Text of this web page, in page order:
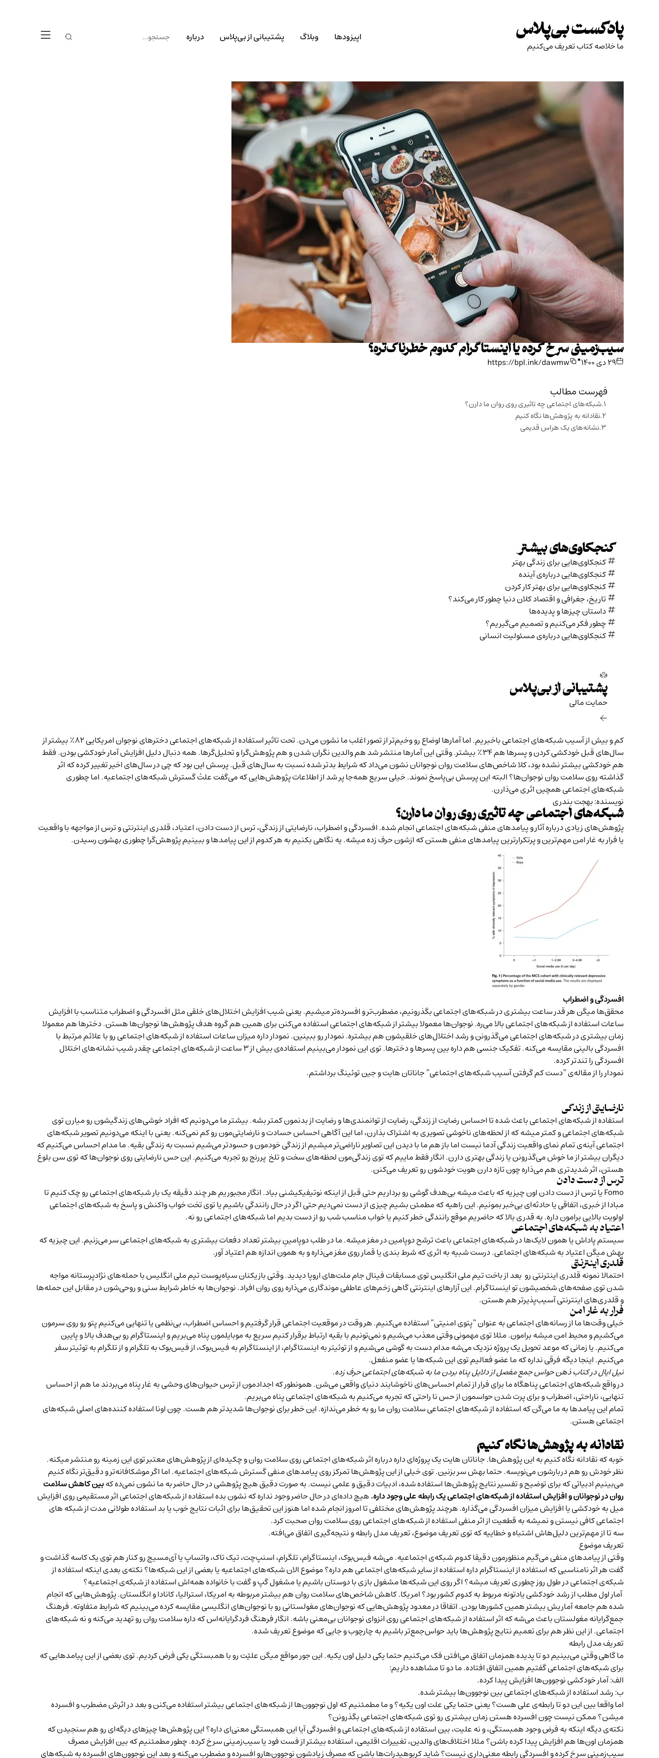
to
content
پادکست بی‌پلاس
ما خلاصه کتاب تعریف می‌کنیم
اپیزودها وبلاگ پشتیبانی از بی‌پلاس درباره
سیب‌زمینی سرخ کرده یا اینستاگرام کدوم خطرناک‌تره؟
۲۹ دی ۱۴۰۰ •
https://bpl.ink/dawmw
فهرست مطالب
شبکه‌های اجتماعی چه تاثیری روی روان ما دارن؟
نقادانه به پژوهش‌ها نگاه کنیم
نشانه‌های یک هراس قدیمی
کنجکاوی‌های بیشتر
کنجکاوی‌هایی برای زندگی بهتر
کنجکاوی‌هایی درباره‌ی آينده
کنجکاوی‌هایی برای بهتر کار کردن
تاریخ،‌ جغرافی و اقتصاد کلان دنیا چطور کار می‌کند؟
داستان چیزها و پدیده‌ها
چطور فکر می‌کنیم و تصمیم می‌گیریم؟
کنجکاوی‌هایی درباره‌ی مسئولیت انسانی
پشتیبانی از بی‌پلاس
حمایت مالی‌
کم و بیش از آسیب‌ شبکه‌های اجتماعی باخبریم. اما آمارها اوضاع رو وخیم‌تر از تصور اغلب ما نشون می‌دن. تحت تاثیر استفاده از شبکه‌های اجتماعی دخترهای نوجوان امریکایی ۸۲٪ بیشتر از
سال‌های قبل خودکشی کردن و پسرها هم ۳۴٪ بیشتر
. وقتی این آمارها منتشر شد هم والدین نگران شدن و هم پژوهش‌گرا و تحلیل‌گرها. همه دنبال دلیل افزایش آمار خودکشی بودن. فقط
هم خودکشی بیشتر نشده بود، کلا شاخص‌های سلامت روان نوجوانان نشون می‌داد که شرایط بدتر شده نسبت به سال‌های قبل. پرسش این بود که چی در سال‌های اخیر تغییر کرده که اثر
گذاشته روی سلامت روان نوجوان‌ها؟ البته این پرسش بی‌پاسخ نموند. خیلی سریع همه‌جا پر شد از اطلاعات پژوهش‌هایی که می‌گفت علتْ گسترش شبکه‌های اجتماعیه. اما چطوری
شبکه‌های اجتماعی همچین اثری می‌ذارن.
نویسنده: بهجت بندری
شبکه‌های اجتماعی چه تاثیری روی روان ما دارن؟
پژوهش‌های زیادی درباره آثار و پیامدهای منفی شبکه‌های اجتماعی انجام شده. افسردگی و اضطراب، نارضایتی از زندگی، ترس از دست دادن، اعتیاد، قلدری اینترنتی و ترس از مواجهه با واقعیت
یا فرار به غار امن مهم‌ترین و پرتکرارترین پیامدهای منفی هستن که ازشون حرف زده میشه. یه نگاهی بکنیم به هر کدوم از این پیامدها و ببینیم پژوهش‌گرا چطوری بهشون رسیدن.
افسردگی و اضطراب
محقق‌ها میگنهر قدر ساعت بیشتری در شبکه‌های اجتماعی بگذرونیم، مضطرب‌تر و افسرده‌تر میشیم. یعنی شیب افزایش اختلال‌های خلقی مثل افسردگی و اضطراب متناسب با افزایش
ساعات استفاده از شبکه‌های اجتماعی بالا می‌ره. نوجوان‌ها معمولا بیشتر از شبکه‌های اجتماعی استفاده می‌کنن برای همین هم گروه هدف پژوهش‌ها نوجوان‌ها هستن. دخترها هم معمولا
زمان بیشتری در شبکه‌های اجتماعی می‌گذرونن و رشد اختلال‌های خلقیشون هم بیشتره. نمودار رو ببینین. نمودار داره میزان ساعات استفاده از شبکه‌های اجتماعی رو با علائم مرتبط با
افسردگی بالینی مقایسه می‌کنه. تفکیک جنسی هم داره بین پسرها و دخترها. توی این نمودار می‌بینیم استفاده‌ی بیش از ۳ ساعت از شبکه‌های اجتماعی چقدر شیب نشانه‌های اختلال
افسردگی را تندتر کرده.
نمودار را ازمقاله‌ی “دست کم گرفتن آسیب شبکه‌های اجتماعی” جاناتان هایت و جین توئینگ برداشتم.
نارضایتی از زندگی
استفاده از شبکه‌های اجتماعی باعث شده تا احساس رضایت از زندگی، رضایت از توانمندی‌ها و رضایت از بدنمون کمتر بشه. بیشتر ما می‌دونیم که افراد خوشی‌های زندگیشون رو میارن توی
شبکه‌های اجتماعی و کمتر میشه که از لحظه‌های ناخوشی تصویری به اشتراک بذارن، اما این آگاهیاحساس حسادت و نارضایتی‌مون رو کم نمی‌کنه. یعنی با اینکه می‌دونیم تصویر شبکه‌های
اجتماعی آینه‌ی تمام نمای واقعیت زندگی آدما نیست اما باز هم ما با دیدن این تصاویر ناراضی‌تر میشیم از زندگی خودمون و حسودتر می‌شیم نسبت به زندگی بقیه. ما مدام احساس می‌کنیم که
دیگران بیشتر از ما خوش می‌گذرونن یا زندگی بهتری دارن. انگار فقط ماییم که توی زندگی‌مون لحظه‌های سخت و تلخ پررنج رو تجربه می‌کنیم. این حس‌ نارضایتی روی نوجوان‌ها که توی سن بلوغ
هستن، اثر شدیدتری هم می‌ذاره چون تازه دارن هویت خودشون رو تعریف می‌کنن.
ترس از دست دادن
Fomo یا ترس از دست دادن اون چیزیه که باعث میشه بی‌هدف گوشی رو برداریم حتی قبل از اینکه نوتیفیکیشنی بیاد. انگار مجبوریم هر چند دقیقه یک بار شبکه‌های اجتماعی رو چک کنیم تا
مبادا از خبری، اتفاقی یا حادثه‌ای بی‌خبر بمونیم. این راهیه که مطمئن بشیم چیزی از دست نمی‌دیم حتی اگر در حال رانندگی باشیم یا توی تخت خواب واکنش و پاسخ به شبکه‌های اجتماعی
اولویت بالایی برامون داره. به قدری بالا که حاضریم موقع رانندگی خطر کنیم یا خواب مناسب شب رو از دست بدیم اما شبکه‌های اجتماعی رو نه.
اعتیاد به شبکه‌های اجتماعی
سیستم پاداش یا همون لایک‌ها در شبکه‌های اجتماعی باعث ترشح دوپامین در مغز میشه. ما در طلب دوپامینِ بیشتر تعداد دفعات بیشتری به شبکه‌های اجتماعی سر می‌زنیم. این چیزیه که
بهش میگن اعتیاد به شبکه‌های اجتماعی. درست شبیه به اثری که شرط بندی یا قمار روی مغز می‌‌‌ذاره و به همون اندازه هم اعتیاد آور.
قلدری اینترنتی
احتمالا نمونه قلدری اینترنتی رو بعد از باخت تیم ملی انگلیس توی مسابقات فینال جام ملت‌های اروپا دیدید. وقتی بازیکنان سیاه‌پوست تیم ملی انگلیس با حمله‌های نژادپرستانه مواجه
شدن توی صفحه‌های شخصیشون تو اینستاگرام. این آزارهای اینترنتی گاهی زخم‌های عاطفی موندگاری می‌ذاره روی روان افراد. نوجوان‌ها به خاطر شرایط سنی و روحی‌شون در مقابل این حمله‌ها
و قلدری‌های اینترنتی آسیب‌پذیرتر هم هستن.
فرار به غار امن
خیلی وقت‌ها ما از رسانه‌های اجتماعی به عنوان “پتوی امنیتی” استفاده می‌کنیم. هر وقت در موقعیت اجتماعی قرار گرفتیم و احساس اضطراب، بی‌نظمی یا تنهایی می‌کنیم پتو رو روی سرمون
می‌کشیم و محیط امن میشه برامون. مثلا توی مهمونی وقتی معذب می‌شیم و نمی‌تونیم با بقیه ارتباط برقرار کنیم سریع به موبایلمون پناه می‌بریم و اینستاگرام رو بی‌هدف بالا و پایین
می‌کنیم. یا زمانی که موعد تحویل یک پروژه نزدیک می‌شه مدام دست به گوشی می‌شیم و از توئیتر به اینستاگرام، از اینستاگرام به فیس‌بوک، از فیس‌بوک به تلگرام و از تلگرام به توئیتر سفر
می‌کنیم. اینجا دیگه فرقی نداره که ما عضو فعالیم توی این شبکه‌ها یا عضو منفعل.
نیل ایال در کتابذهن حواس جمعمفصل از دلایل پناه بردن ما به شبکه‌های اجتماعی حرف زده.
در واقع شبکه‌های اجتماعی پناهگاه ما برای فرار از تمام احساس‌های ناخوشایند دنیای واقعی می‌شن. همونطور که اجدادمون از ترس حیوان‌های وحشی به غار پناه می‌بردند ما هم از احساس
تنهایی، ناراحتی، اضطراب و برای پرت شدن حواسمون از حس نا راحتی که تجربه می‌کنیم به شبکه‌های اجتماعی پناه می‌بریم.
تمام این پیامدها به ما می‌گن که استفاده از شبکه‌های اجتماعی سلامت روان ما رو به خطر می‌‌ندازه. این خطر برای نوجوان‌ها شدیدتر هم هست. چون اونا استفاده کننده‌های اصلی شبکه‌های
اجتماعی هستن.
نقادانه به پژوهش‌ها نگاه کنیم
خوبه که نقادانه نگاه کنیم به این پژوهش‌ها. جاناتان هایت یک پروژه‌ای داره دربارهاثر شبکه‌های اجتماعی روی سلامت روانو چکیده‌ای از پژوهش‌های معتبر توی این زمینه رو منتشر میکنه.
نظر خودش رو هم دربارشون می‌نویسه. حتما بهش سر بزنین. توی خیلی از این پژوهش‌ها تمرکز روی پیامدهای منفی گسترش شبکه‌های اجتماعیه. اما اگر موشکافانه‌تر و دقیق‌تر نگاه کنیم
می‌بینیم ادبیاتی که برای توضیح و تفسیر نتایج پژوهش‌ها استفاده شده، ادبیات دقیق و علمی نیست. به صورت دقیق هیچ پژوهشی در حال حاضر به ما نشون نمی‌ده کهبین کاهش سلامت
روان در نوجوانان و افزایش استفاده از شبکه‌های اجتماعی یک رابطه علی وجود داره.هیچ داده‌ای در حال حاضر وجود نداره که نشون بده استفاده از شبکه‌های اجتماعی اثر مستقیمی روی افزایش
میل به خودکشی یا افزایش میزان افسردگی می‌گذاره. هرچند پژوهش‌های مختلفی تا امروز انجام شده اما هنوز اینتحقیق‌ها برای اثبات نتایج خوب یا بد استفاده طولانی مدت از شبکه های
اجتماعی کافی نیستن و نمیشه به قطعیت از اثر منفی استفاده از شبکه‌های اجتماعی روی سلامت روان صحبت کرد.
سه تا از مهم‌ترین دلیل‌هاش اشتباه و خطاییه که توی تعریف موضوع، تعریف مدل رابطه و نتیجه‌گیری اتفاق می‌افته.
تعریف موضوع
وقتی از پیامدهای منفی می‌گیم منظورمون دقیقا کدوم شبکه‌‌ی اجتماعیه. می‌شه فیس‌بوک، اینستاگرام، تلگرام، اسنپ‌چت، تیک تاک، واتساپ یا آی‌مسیج رو کنار هم توی یک کاسه گذاشت و
گفت هر اثر نامناسبی که استفاده از اینستاگرام داره استفاده از سایر شبکه‌های اجتماعی هم داره؟ موضوع الان شبکه‌های اجتماعیه یا بعضی از این شبکه‌ها؟ نکته‌ی بعدی اینکه استفاده از
شبکه‌ی اجتماعی در طول روز چطوری تعریف میشه؟ اگر روی این شبکه‌ها مشغول بازی با دوستان باشیم یا مشغول گپ و گفت با خانواده همه‌اش استفاده از شبکه‌ی اجتماعیه؟
آمار اول مطلب از رشد خودکشی یادتونه مربوط به کدوم کشور بود؟ امریکا. کاهش شاخص‌های سلامت روان هم بیشتر مربوطه به امریکا، استرالیا، کانادا و انگلستان. پژوهش‌هایی که انجام
شده هم جامعه آماریش بیشتر همین کشورها بودن. اتفاقا درمعدود پژوهش‌هاییکه نوجوان‌های مغولستانی رو با نوجوان‌های انگلیسی مقایسه کرده می‌بینیم که شرایط متفاوته. فرهنگ
جمع‌گرایانه مغولستان باعث می‌شه که اثر استفاده از شبکه‌های اجتماعی روی انزوای نوجوانان بی‌معنی باشه. انگار فرهنگ‌ فردگرایانه‌‌اس که داره سلامت روان رو تهدید می‌کنه و نه شبکه‌های
اجتماعی. از این نظر هم برای تعمیم نتایج پژوهش‌ها باید حواس‌جمع‌تر باشیم به چارچوب و جایی که موضوع تعریف شده.
تعریف مدل رابطه
ما گاهی وقتی می‌بینیم دو تا پدیده همزمان اتفاق می‌افتن فک می‌کنیم حتما یکی دلیل اون یکیه. این جور مواقع میگن علیّت رو با همبستگی یکی فرض کردیم. توی بعضی از این پیامدهایی که
برای شبکه‌های اجتماعی گفتیم همین اتفاق افتاده. ما دو تا مشاهده داریم:
الف: آمار خودکشی نوجوون‌ها افزایش پیدا کرده.
ب: رشد استفاده از شبکه‌های اجتماعی بین نوجوون‌ها بیشتر شده.
اما واقعا بین این دو تا رابطه‌ی علی هست؟ یعنی حتما یکی علت اون یکیه؟ و ما مطمئنیم که اول نوجوون‌ها از شبکه‌های اجتماعی بیشتر استفاده می‌کنن و بعد در اثرش مضطرب و افسرده
میشن؟ ممکن نیست چون افسرده هستن زمان بیشتری رو توی شبکه‌های اجتماعی بگذرونن؟
نکته‌ی دیگه اینکه به فرض وجود همبستگی، و نه علیت، بین استفاده از شبکه‌های اجتماعی و افسردگی آیا این همبستگی معنی‌ای داره؟ این پژوهش‌ها چیزهای دیگه‌ای رو هم سنجیدن که
همزمان اون‌ها هم افزایش پیدا کرده باشن؟ مثلا اختلاف‌های والدین، تغییرات اقلیمی، استفاده بیشتر از فست فود یا سیب‌زمینی سرخ کرده. چطور مطمئنیم که بین افزایش مصرف
سیب‌زمینی سرخ کرده و افسردگی رابطه معنی‌داری نیست؟ شاید کربوهیدرات‌ها باشن که مصرف زیادشون نوجوون‌هارو افسرده و مضطرب می‌کنه و بعد این نوجوون‌های افسرده به شبکه‌های